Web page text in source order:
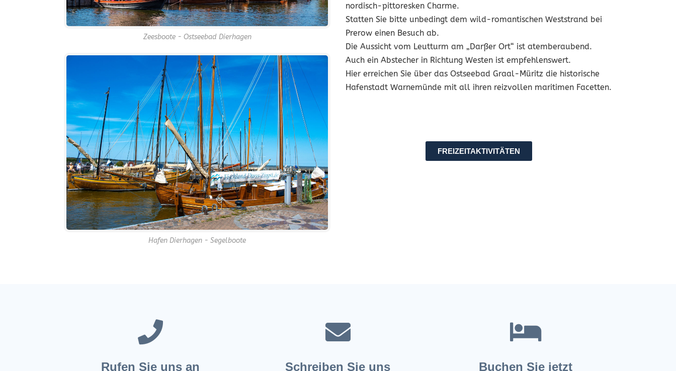
Zeesboote - Ostseebad Dierhagen
Hafen Dierhagen - Segelboote
nordisch-pittoresken Charme.
Statten Sie bitte unbedingt dem wild-romantischen Weststrand bei
Prerow einen Besuch ab.
Die Aussicht vom Leutturm am „Darßer Ort“ ist atemberaubend.
Auch ein Abstecher in Richtung Westen ist empfehlenswert.
Hier erreichen Sie über das Ostseebad Graal-Müritz die historische
Hafenstadt Warnemünde mit all ihren reizvollen maritimen Facetten.
FREIZEITAKTIVITÄTEN
Rufen Sie uns an Schreiben Sie uns Buchen Sie jetzt